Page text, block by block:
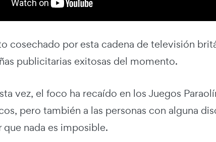
cosechado por esta cadena de televisión
publicitarias exitosas del momento.
vez, el foco ha recaído en los Juegos
pero también a las personas con alguna
que nada es imposible.